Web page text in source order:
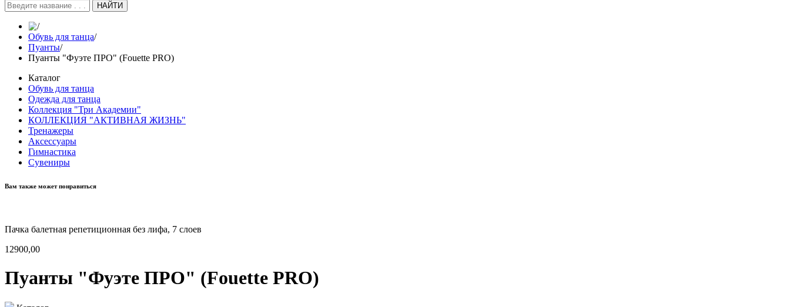
НАЙТИ
/
Обувь для танца/
Пуанты/
Пуанты "Фуэте ПРО" (Fouette PRO)
Каталог
Обувь для танца
Одежда для танца
Коллекция "Три Академии"
КОЛЛЕКЦИЯ "АКТИВНАЯ ЖИЗНЬ"
Тренажеры
Аксессуары
Гимнастика
Сувениры
Вам также может понравиться
Пачка балетная репетиционная без лифа, 7 слоев
12900,00
Пуанты "Фуэте ПРО" (Fouette PRO)